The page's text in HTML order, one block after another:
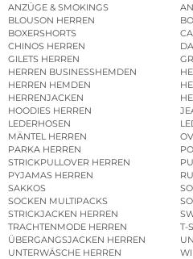
ANZÜGE & SMOKINGS
BLOUSON HERREN
BOXERSHORTS
CHINOS HERREN
GILETS HERREN
HERREN BUSINESSHEMDEN
HERREN HEMDEN
HERRENJACKEN
HOODIES HERREN
LEDERHOSEN
MÄNTEL HERREN
PARKA HERREN
STRICKPULLOVER HERREN
PYJAMAS HERREN
SAKKOS
SOCKEN MULTIPACKS
STRICKJACKEN HERREN
TRACHTENMODE HERREN
T-
ÜBERGANGSJACKEN HERREN
UNTERWÄSCHE HERREN